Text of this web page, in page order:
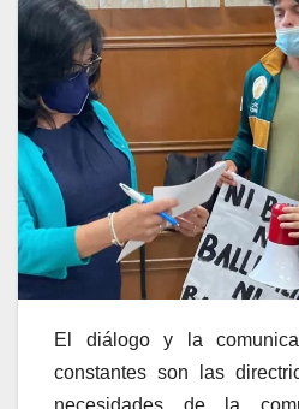
El diálogo y la
constantes son las
necesidades de la